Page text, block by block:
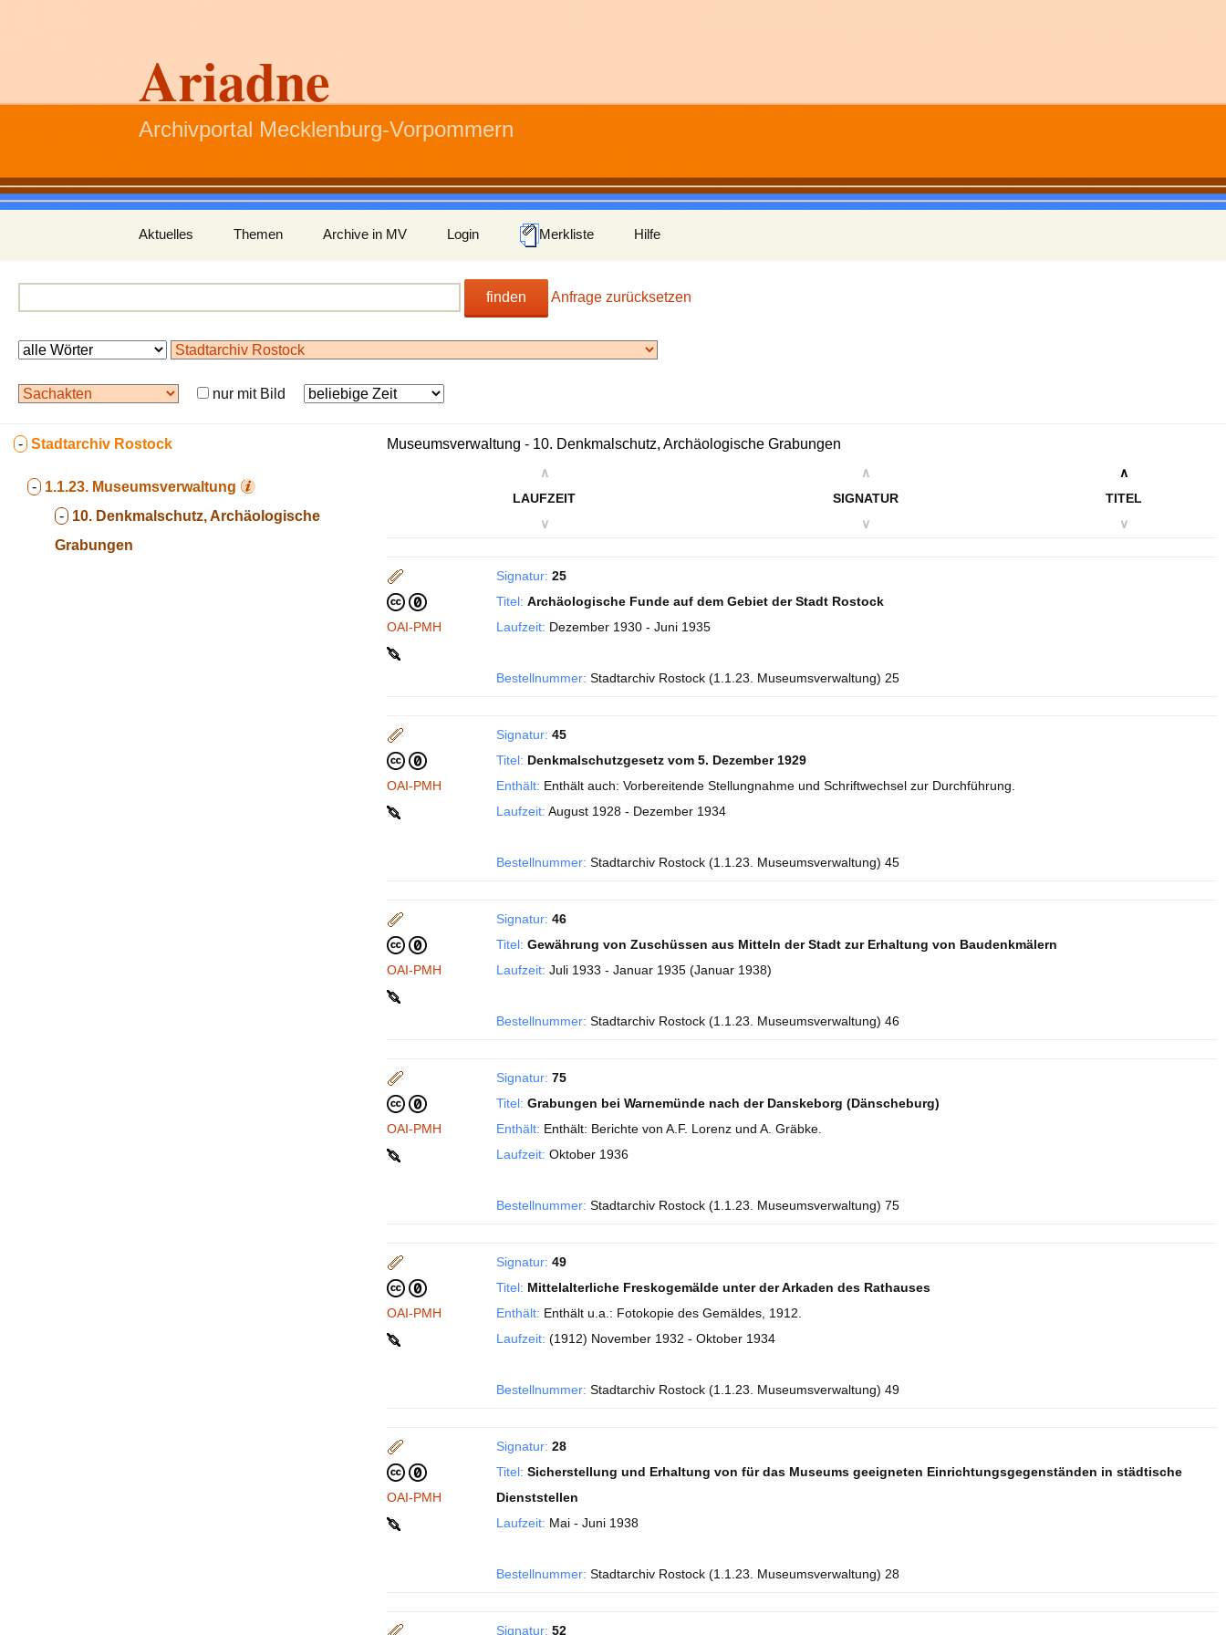
Ariadne
Archivportal Mecklenburg-Vorpommern
Inhalt
springen
Aktuelles Themen Archive in MV Login Merkliste Hilfe
finden Anfrage zurücksetzen
nur mit Bild
- Stadtarchiv Rostock
- 1.1.23. Museumsverwaltung
- 10. Denkmalschutz, Archäologische
Grabungen
Museumsverwaltung - 10. Denkmalschutz, Archäologische Grabungen
∧
LAUFZEIT
∨
∧
SIGNATUR
∨
∧
TITEL
∨
OAI-PMH
Signatur: 25
Titel: Archäologische Funde auf dem Gebiet der Stadt Rostock
Laufzeit: Dezember 1930 - Juni 1935
Bestellnummer: Stadtarchiv Rostock (1.1.23. Museumsverwaltung) 25
OAI-PMH
Signatur: 45
Titel: Denkmalschutzgesetz vom 5. Dezember 1929
Enthält: Enthält auch: Vorbereitende Stellungnahme und Schriftwechsel zur Durchführung.
Laufzeit: August 1928 - Dezember 1934
Bestellnummer: Stadtarchiv Rostock (1.1.23. Museumsverwaltung) 45
OAI-PMH
Signatur: 46
Titel: Gewährung von Zuschüssen aus Mitteln der Stadt zur Erhaltung von Baudenkmälern
Laufzeit: Juli 1933 - Januar 1935 (Januar 1938)
Bestellnummer: Stadtarchiv Rostock (1.1.23. Museumsverwaltung) 46
OAI-PMH
Signatur: 75
Titel: Grabungen bei Warnemünde nach der Danskeborg (Dänscheburg)
Enthält: Enthält: Berichte von A.F. Lorenz und A. Gräbke.
Laufzeit: Oktober 1936
Bestellnummer: Stadtarchiv Rostock (1.1.23. Museumsverwaltung) 75
OAI-PMH
Signatur: 49
Titel: Mittelalterliche Freskogemälde unter der Arkaden des Rathauses
Enthält: Enthält u.a.: Fotokopie des Gemäldes, 1912.
Laufzeit: (1912) November 1932 - Oktober 1934
Bestellnummer: Stadtarchiv Rostock (1.1.23. Museumsverwaltung) 49
OAI-PMH
Signatur: 28
Titel: Sicherstellung und Erhaltung von für das Museums geeigneten Einrichtungsgegenständen in städtische
Dienststellen
Laufzeit: Mai - Juni 1938
Bestellnummer: Stadtarchiv Rostock (1.1.23. Museumsverwaltung) 28
Signatur: 52